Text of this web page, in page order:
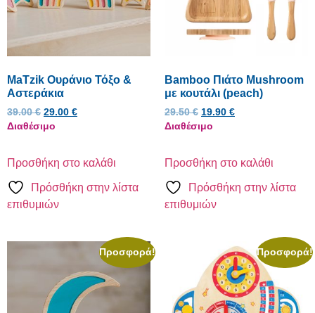
MaTzik Ουράνιο Τόξο &
Αστεράκια
39.00€ 29.00 €
Διαθέσιμο
Προσθήκη στο καλάθι
Πρόσθήκη στην λίστα
επιθυμιών
Bamboo Πιάτο Mushroom
με κουτάλι (peach)
29.50€ 19.90 €
Διαθέσιμο
Προσθήκη στο καλάθι
Πρόσθήκη στην λίστα
επιθυμιών
Προσφορά! Προσφορά!